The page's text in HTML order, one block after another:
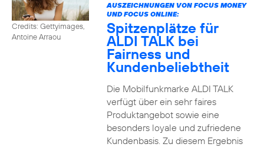
Credits: Gettyimages,
Antoine Arraou
AUSZEICHNUNGEN VON FOCUS MONEY
UND FOCUS ONLINE:
Spitzenplätze für
ALDI TALK bei
Fairness und
Kundenbeliebtheit
Die Mobilfunkmarke ALDI TALK
verfügt über ein sehr faires
Produktangebot sowie eine
besonders loyale und zufriedene
Kundenbasis. Zu diesem Ergebnis